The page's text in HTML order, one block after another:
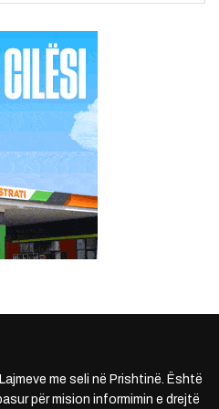
me seli në Prishtinë. Është
për mision informimin e drejtë